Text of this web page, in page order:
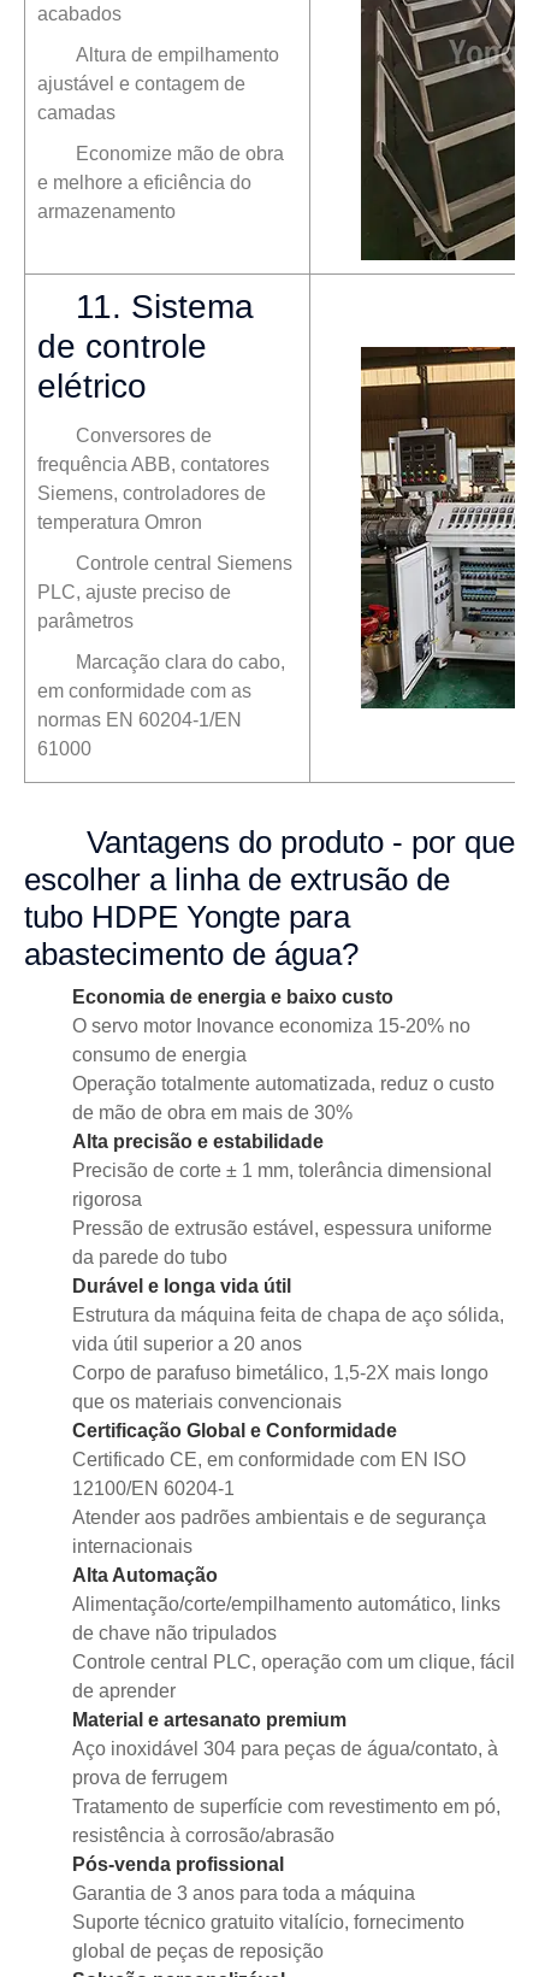
acabados
Altura de empilhamento
ajustável e contagem de
camadas
Economize mão de obra
e melhore a eficiência do
armazenamento
11. Sistema
de controle
elétrico
Conversores de
frequência ABB, contatores
Siemens, controladores de
temperatura Omron
Controle central Siemens
PLC, ajuste preciso de
parâmetros
Marcação clara do cabo,
em conformidade com as
normas EN 60204-1/EN
61000
Vantagens do produto - por que
escolher a linha de extrusão de
tubo HDPE Yongte para
abastecimento de água?
Economia de energia e baixo custo
O servo motor Inovance economiza 15-20% no
consumo de energia
Operação totalmente automatizada, reduz o custo
de mão de obra em mais de 30%
Alta precisão e estabilidade
Precisão de corte ± 1 mm, tolerância dimensional
rigorosa
Pressão de extrusão estável, espessura uniforme
da parede do tubo
Durável e longa vida útil
Estrutura da máquina feita de chapa de aço sólida,
vida útil superior a 20 anos
Corpo de parafuso bimetálico, 1,5-2X mais longo
que os materiais convencionais
Certificação Global e Conformidade
Certificado CE, em conformidade com EN ISO
12100/EN 60204-1
Atender aos padrões ambientais e de segurança
internacionais
Alta Automação
Alimentação/corte/empilhamento automático, links
de chave não tripulados
Controle central PLC, operação com um clique, fácil
de aprender
Material e artesanato premium
Aço inoxidável 304 para peças de água/contato, à
prova de ferrugem
Tratamento de superfície com revestimento em pó,
resistência à corrosão/abrasão
Pós-venda profissional
Garantia de 3 anos para toda a máquina
Suporte técnico gratuito vitalício, fornecimento
global de peças de reposição